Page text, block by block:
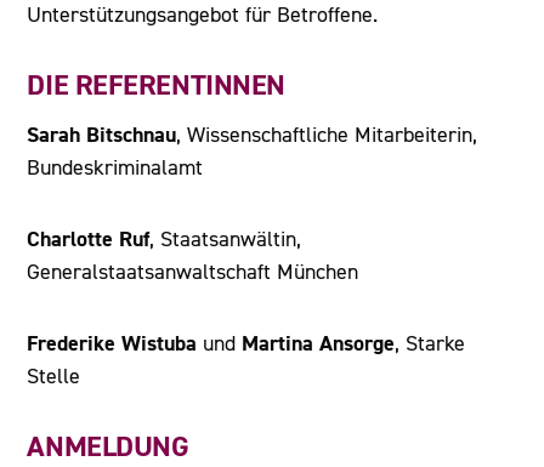
Unterstützungsangebot für Betroffene.
DIE REFERENTINNEN
Sarah Bitschnau, Wissenschaftliche Mitarbeiterin,
Bundeskriminalamt
Charlotte Ruf, Staatsanwältin,
Generalstaatsanwaltschaft München
Frederike Wistuba und Martina Ansorge, Starke
Stelle
ANMELDUNG